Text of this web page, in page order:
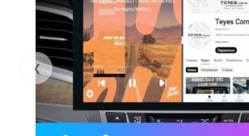
‹